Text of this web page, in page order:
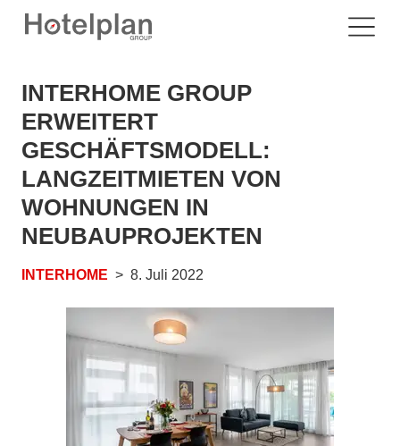
INTERHOME GROUP
ERWEITERT
GESCHÄFTSMODELL:
LANGZEITMIETEN VON
WOHNUNGEN IN
NEUBAUPROJEKTEN
INTERHOME 8. Juli 2022